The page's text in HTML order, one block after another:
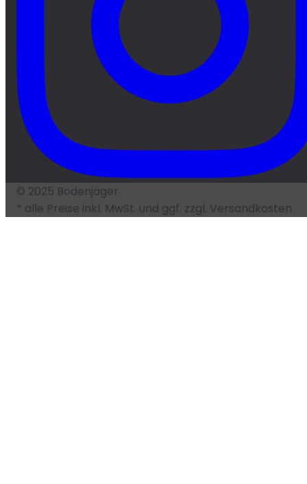
© 2025 Bodenjäger
* alle Preise inkl. MwSt. und ggf. zzgl. Versandkosten